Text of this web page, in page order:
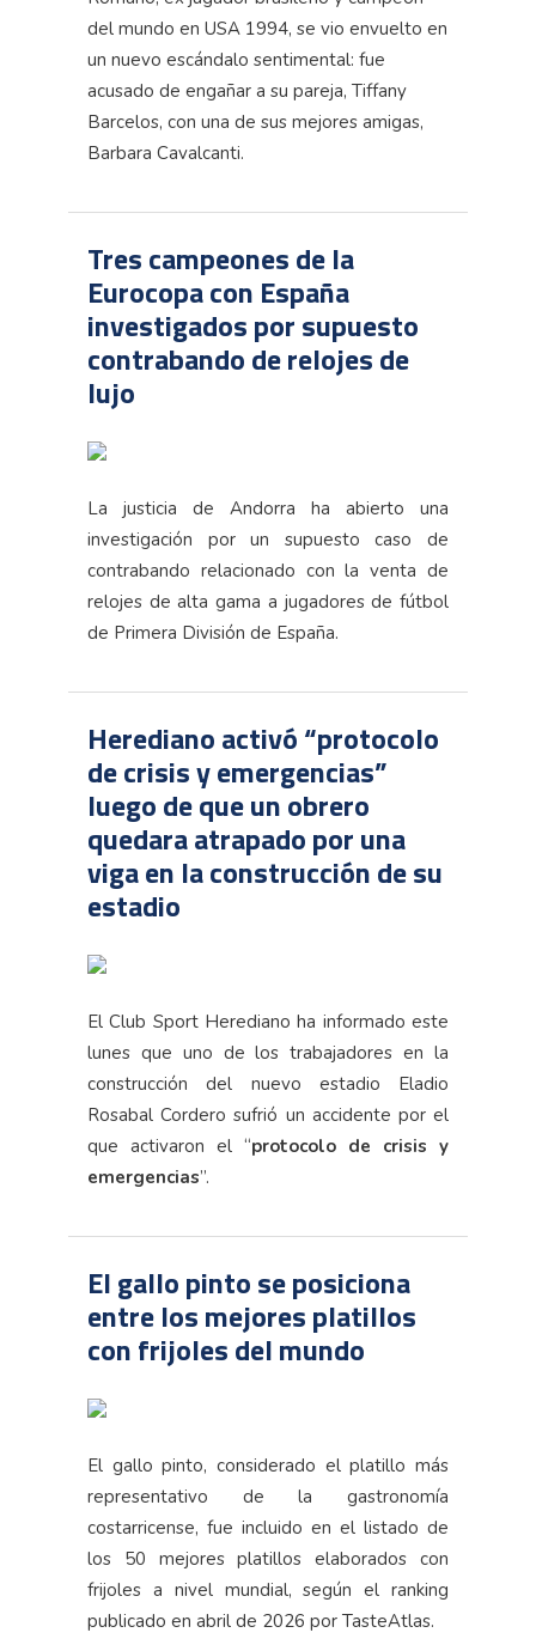
del mundo en USA 1994, se vio envuelto en
un nuevo escándalo sentimental: fue
acusado de engañar a su pareja, Tiffany
Barcelos, con una de sus mejores amigas,
Barbara Cavalcanti.
Tres campeones de la
Eurocopa con España
investigados por supuesto
contrabando de relojes de
lujo
La justicia de Andorra ha abierto una
investigación por un supuesto caso de
contrabando relacionado con la venta de
relojes de alta gama a jugadores de fútbol
de Primera División de España.
Herediano activó “protocolo
de crisis y emergencias”
luego de que un obrero
quedara atrapado por una
viga en la construcción de su
estadio
El Club Sport Herediano ha informado este
lunes que uno de los trabajadores en la
construcción del nuevo estadio Eladio
Rosabal Cordero sufrió un accidente por el
que activaron el “protocolo de crisis y
emergencias”.
El gallo pinto se posiciona
entre los mejores platillos
con frijoles del mundo
El gallo pinto, considerado el platillo más
representativo de la gastronomía
costarricense, fue incluido en el listado de
los 50 mejores platillos elaborados con
frijoles a nivel mundial, según el ranking
publicado en abril de 2026 por TasteAtlas.